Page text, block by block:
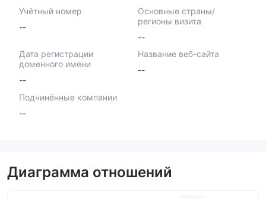
Учётный номер
--
Основные страны/
регионы визита
--
Дата регистрации
доменного имени
--
Название веб-сайта
--
Подчинённые компании
--
Диаграмма отношений